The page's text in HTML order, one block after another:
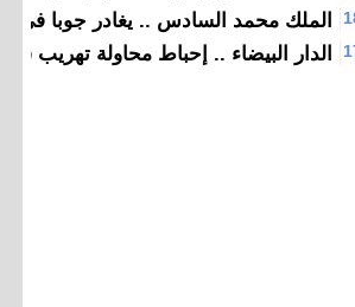
الملك محمد السادس .. يغادر جوبا في
الدار البيضاء .. إحباط محاولة تهريب